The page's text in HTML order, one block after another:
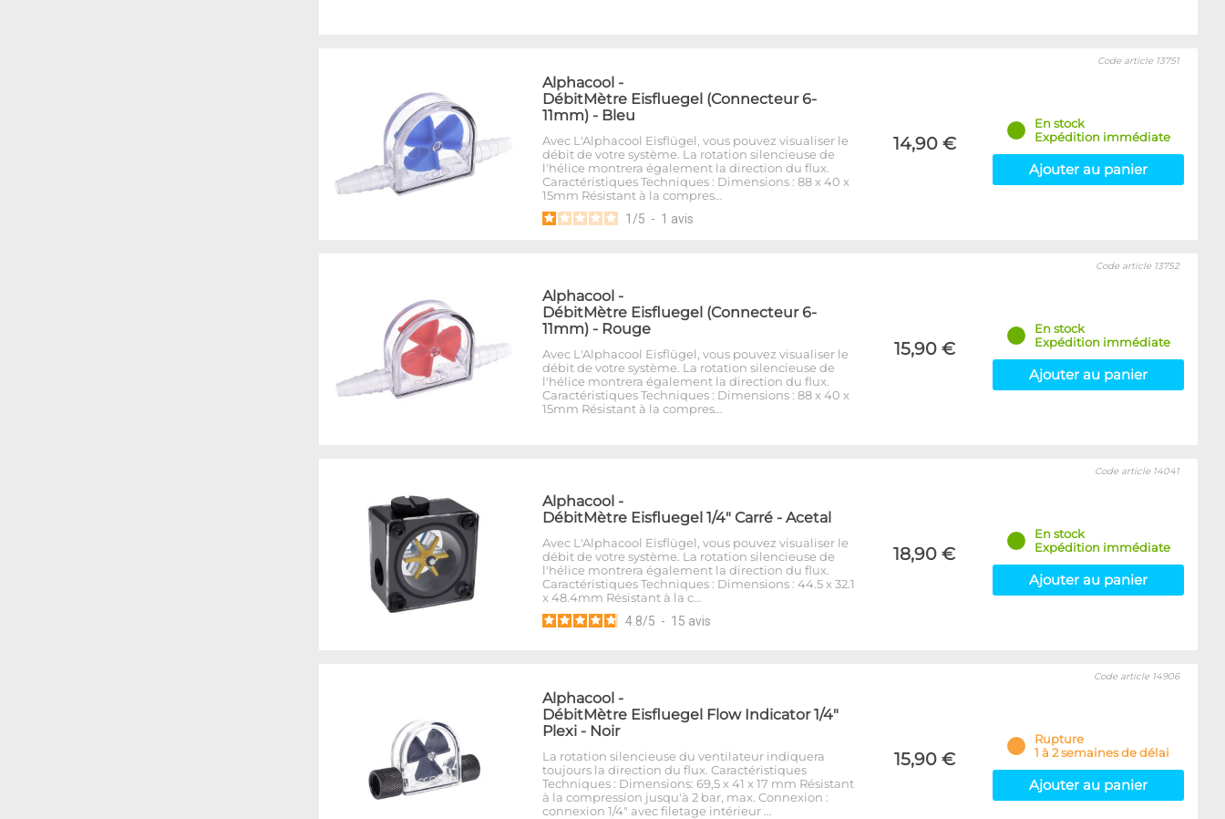
Alphacool -
DébitMètre Eisfluegel (Connecteur 6-
11mm) - Bleu
Avec L'Alphacool Eisflügel, vous pouvez visualiser le
débit de votre système. La rotation silencieuse de
l'hélice montrera également la direction du flux.
Caractéristiques Techniques : Dimensions : 88 x 40 x
15mm Résistant à la compres…
1 /5 - 1 avis
14,90 €
Code article 13751
En stock
Expédition immédiate
Ajouter au panier
Alphacool -
DébitMètre Eisfluegel (Connecteur 6-
11mm) - Rouge
Avec L'Alphacool Eisflügel, vous pouvez visualiser le
débit de votre système. La rotation silencieuse de
l'hélice montrera également la direction du flux.
Caractéristiques Techniques : Dimensions : 88 x 40 x
15mm Résistant à la compres…
15,90 €
Code article 13752
En stock
Expédition immédiate
Ajouter au panier
Alphacool -
DébitMètre Eisfluegel 1/4" Carré - Acetal
Avec L'Alphacool Eisflügel, vous pouvez visualiser le
débit de votre système. La rotation silencieuse de
l'hélice montrera également la direction du flux.
Caractéristiques Techniques : Dimensions : 44.5 x 32.1
x 48.4mm Résistant à la c…
4.8/5 - 15 avis
18,90 €
Code article 14041
En stock
Expédition immédiate
Ajouter au panier
Alphacool -
DébitMètre Eisfluegel Flow Indicator 1/4"
Plexi - Noir
La rotation silencieuse du ventilateur indiquera
toujours la direction du flux. Caractéristiques
Techniques : Dimensions: 69,5 x 41 x 17 mm Résistant
à la compression jusqu'à 2 bar, max. Connexion :
connexion 1/4" avec filetage intérieur …
15,90 €
Code article 14906
Rupture
1 à 2 semaines de délai
Ajouter au panier